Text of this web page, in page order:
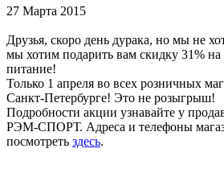
27 Марта 2015
Друзья, скоро день дурака, но мы не
мы хотим подарить вам скидку 31% на
питание!
Только 1 апреля во всех розничных
Санкт-Петербурге! Это не розыгрыш!
Подробности акции узнавайте у
РЭМ-СПОРТ. Адреса и телефоны
посмотреть здесь.